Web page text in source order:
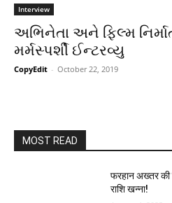
Interview
અભિનેતા અને ફિલ્મ
મર્મસ્પર્શી ઈન્ટરવ્યુ
CopyEdit - October 22, 2019
MOST READ
फरहान अख्तर की
राशि खन्ना!